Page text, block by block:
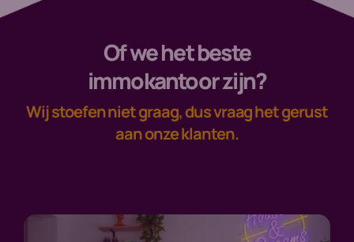
Of we het beste
immokantoor zijn?
Wij stoefen niet graag, dus vraag het gerust
aan onze klanten.